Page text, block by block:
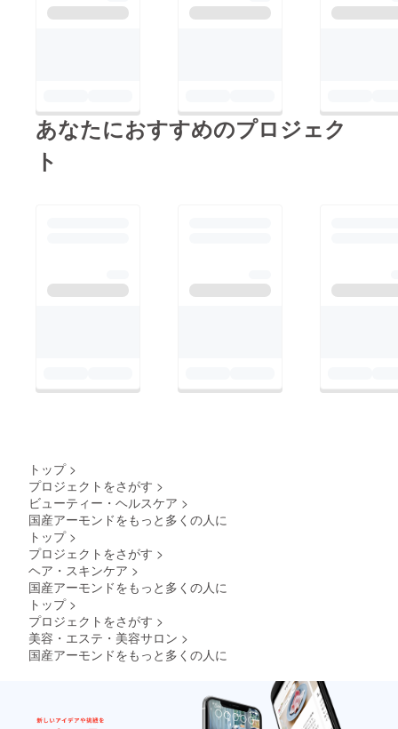
あなたにおすすめのプロジェク
ト
トップ >
プロジェクトをさがす >
ビューティー・ヘルスケア >
国産アーモンドをもっと多くの人に
トップ >
プロジェクトをさがす >
ヘア・スキンケア >
国産アーモンドをもっと多くの人に
トップ >
プロジェクトをさがす >
美容・エステ・美容サロン >
国産アーモンドをもっと多くの人に